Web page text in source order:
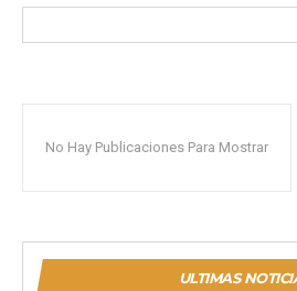
No Hay Publicaciones Para Mostrar
ULTIMAS